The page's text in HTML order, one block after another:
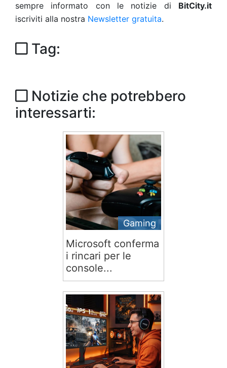
sempre informato con le notizie di BitCity.it
iscriviti alla nostra Newsletter gratuita.
Tag:
Notizie che potrebbero
interessarti:
Gaming
Microsoft conferma
i rincari per le
console...